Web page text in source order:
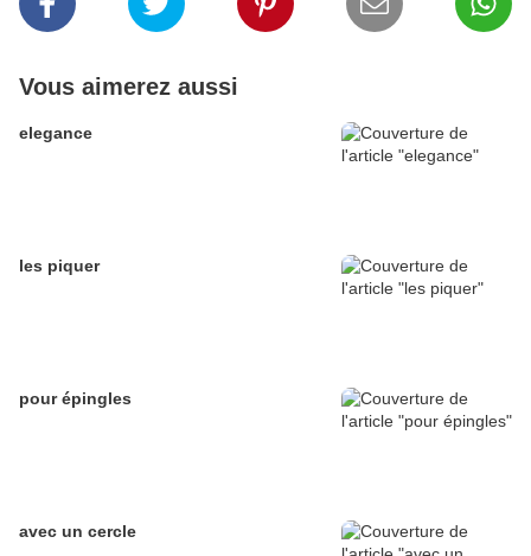
Vous aimerez aussi
elegance
les piquer
pour épingles
avec un cercle